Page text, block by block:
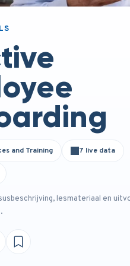
and Training 7 live data
lesmateriaal en